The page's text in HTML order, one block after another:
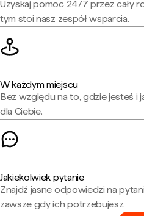
Uzyskaj pomoc 24/7 przez cały
tym stoi nasz zespół wsparcia.
W każdym miejscu
Bez względu na to, gdzie jesteś i
dla Ciebie.
Jakiekolwiek pytanie
Znajdź jasne odpowiedzi na
zawsze gdy ich potrzebujesz.